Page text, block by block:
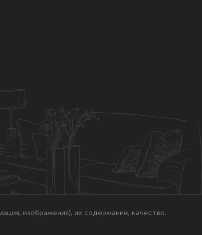
изображения), их содержание, качество.